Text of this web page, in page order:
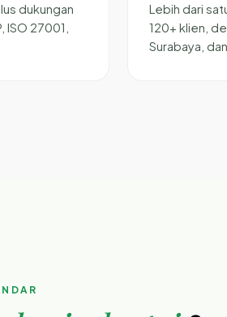
dukungan
27001,
Lebih dari
120+ klien,
Surabaya, dan